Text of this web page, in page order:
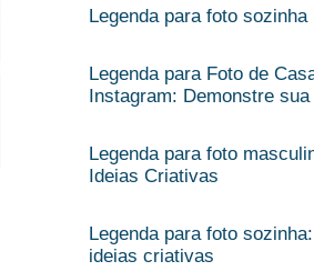
Legenda para foto sozinha
Legenda para Foto de
Instagram: Demonstre
Legenda para foto
Ideias Criativas
Legenda para foto
ideias criativas